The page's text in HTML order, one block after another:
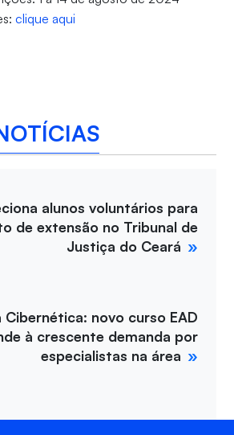
clique aqui
alunos voluntários para
de extensão no Tribunal de
Justiça do Ceará
Cibernética: novo curso EAD
à crescente demanda por
especialistas na área